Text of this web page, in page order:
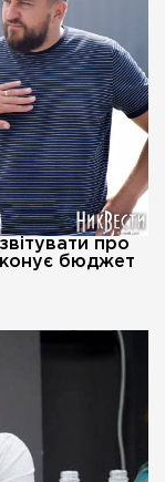
про
бюджет